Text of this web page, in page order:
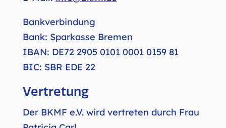
info@bkmf.de
Bankverbindung
Bank: Sparkasse Bremen
Vertretung
Der BKMF e.V. wird vertreten durch Frau